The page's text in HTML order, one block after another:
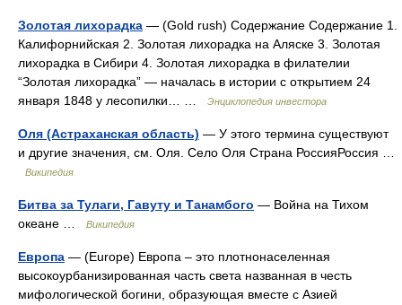
Золотая лихорадка — (Gold rush) Содержание Содержание 1.
Калифорнийская 2. Золотая лихорадка на Аляске 3. Золотая
лихорадка в Сибири 4. Золотая лихорадка в филателии
“Золотая лихорадка” — началась в истории с открытием 24
января 1848 у лесопилки… …
Энциклопедия инвестора
Оля (Астраханская область) — У этого термина существуют
и другие значения, см. Оля. Село Оля Страна РоссияРоссия …
Википедия
Битва за Тулаги, Гавуту и Танамбого — Война на Тихом
океане …
Википедия
Европа — (Europe) Европа – это плотнонаселенная
высокоурбанизированная часть света названная в честь
мифологической богини, образующая вместе с Азией